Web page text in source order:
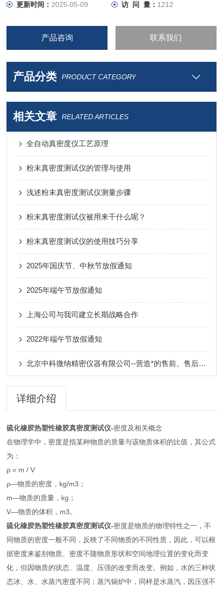
更新时间： 2025-05-09 访 问 量： 1212
产品咨询 联系我们
产品分类 PRODUCT CATEGORY
相关文章 RELATED ARTICLES
全自动真密度仪工艺原理
粉末真密度测试仪的管理与使用
浅述粉末真密度测试仪测量步骤
粉末真密度测试仪被用来干什么呢？
粉末真密度测试仪的使用技巧分享
2025年国庆节、中秋节放假通知
2025年端午节放假通知
上海公司与我司建立长期战略合作
2022年端午节放假通知
北京中科微纳精密仪器有限公司--营造*的售前、售后服务
详细介绍
硫化橡胶热塑性橡胶真密度测试仪-密度及相关概念
在物理学中，密度是指某种物质的质量与该物质体积的比值，其公式
为：
ρ = m / V
ρ—物质的密度，kg/m3；
m—物质的质量，kg；
V—物质的体积，m3。
硫化橡胶热塑性橡胶真密度测试仪-密度是物质的物理特性之一，不
同物质的密度一般不同，反映了不同物质的不同性质，因此，可以根
据密度来鉴别物质。密度不随物质形状和空间地理位置的变化而变
化，但因物质的状态、温度、压强的改变而改变。例如，水的三种状
态冰、水、水蒸汽密度不同；蒸汽锅炉中，同样是水蒸汽，因压强不